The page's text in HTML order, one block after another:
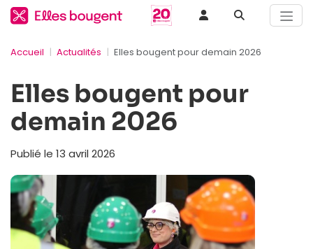
Accueil Actualités Elles bougent pour demain 2026
Elles bougent pour
demain 2026
Publié le 13 avril 2026